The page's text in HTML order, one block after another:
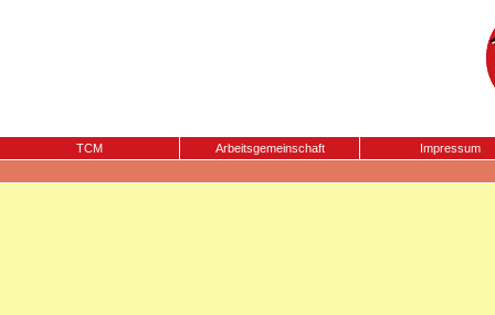
TCM Arbeitsgemeinschaft Impressum